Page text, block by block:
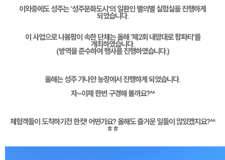
이와중에도 성주는 "성주문화도시"의 일환인 별의별 실험실을 진행하게
되었습니다.
이 사업으로 나봄팜이 속한 단체는 올해 "제2회 내맘대로 팜파티"를
개최하였습니다.
(방역을 준수하여 행사를 진행하였습니다.)
올해는 성주 가나안 농장에서 진행하게 되었습니다.
자~이제 한번 구경해 볼까요?^^
체험객들이 도착하기전 한컷! 어떤가요? 올해도 즐거운 일들이 많았겠지요?^^
ㅎㅎ